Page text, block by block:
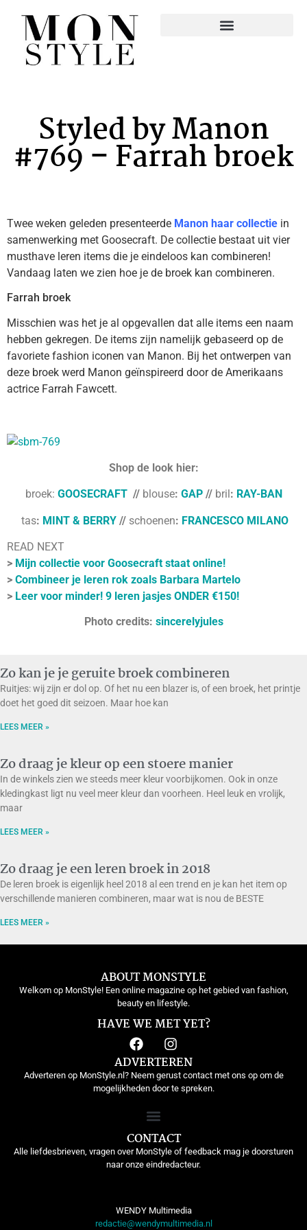
Styled by Manon
#769 – Farrah broek
Twee weken geleden presenteerde Manon haar collectie in
samenwerking met Goosecraft. De collectie bestaat uit vier
musthave leren items die je eindeloos kan combineren!
Vandaag laten we zien hoe je de broek kan combineren.
Farrah broek
Misschien was het je al opgevallen dat alle items een naam
hebben gekregen. De items zijn namelijk gebaseerd op de
favoriete fashion iconen van Manon. Bij het ontwerpen van
deze broek werd Manon geïnspireerd door de Amerikaans
actrice Farrah Fawcett.
Shop de look hier:
broek: GOOSECRAFT// blouse: GAP// bril : RAY-BAN
tas: MINT & BERRY // schoenen: FRANCESCO MILANO
READ NEXT
> Mijn collectie voor Goosecraft staat online!
> Combineer je leren rok zoals Barbara Martelo
> Leer voor minder! 9 leren jasjes ONDER €150!
Photo credits: sincerelyjules
Zo kan je je geruite broek combineren
Ruitjes: wij zijn er dol op. Of het nu een blazer is, of een broek, het printje
doet het goed dit seizoen. Maar hoe kan
LEES MEER »
Zo draag je kleur op een stoere manier
In de winkels zien we steeds meer kleur voorbijkomen. Ook in onze
kledingkast ligt nu veel meer kleur dan voorheen. Heel leuk en vrolijk,
maar
LEES MEER »
Zo draag je een leren broek in 2018
De leren broek is eigenlijk heel 2018 al een trend en je kan het item op
verschillende manieren combineren, maar wat is nou de BESTE
LEES MEER »
ABOUT MONSTYLE
Welkom op MonStyle! Een online magazine op het gebied van fashion,
beauty en lifestyle.
HAVE WE MET YET?
ADVERTEREN
Adverteren op MonStyle.nl? Neem gerust contact met ons op om de
mogelijkheden door te spreken.
CONTACT
Alle liefdesbrieven, vragen over MonStyle of feedback mag je doorsturen
naar onze eindredacteur.
WENDY Multimedia
redactie@wendymultimedia.nl